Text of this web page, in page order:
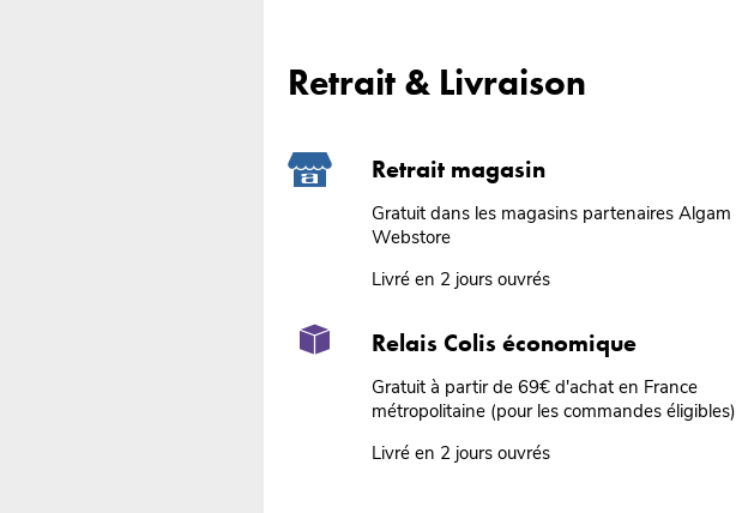
Retrait & Livraison
Retrait magasin
Gratuit dans les magasins partenaires Algam
Webstore
Livré en 2 jours ouvrés
Relais Colis économique
Gratuit à partir de 69€ d'achat en France
métropolitaine (pour les commandes éligibles)
Livré en 2 jours ouvrés